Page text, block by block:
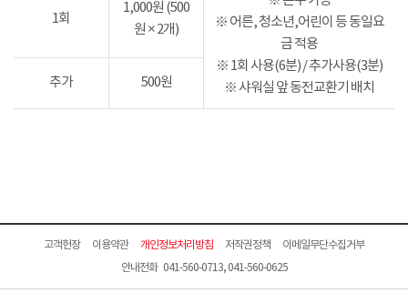
1회
1,000원 (500
원 × 2개)
※ 어른, 청소년,어린이 등 동일요
금 적용
※ 1회 사용(6분) / 추가사용(3분)
※ 샤워실 앞 동전교환기 배치
추가 500원
고객헌장 이용약관 개인정보처리방침 저작권정책
이메일무단수집거부
안내전화 041-560-0713, 041-560-0625